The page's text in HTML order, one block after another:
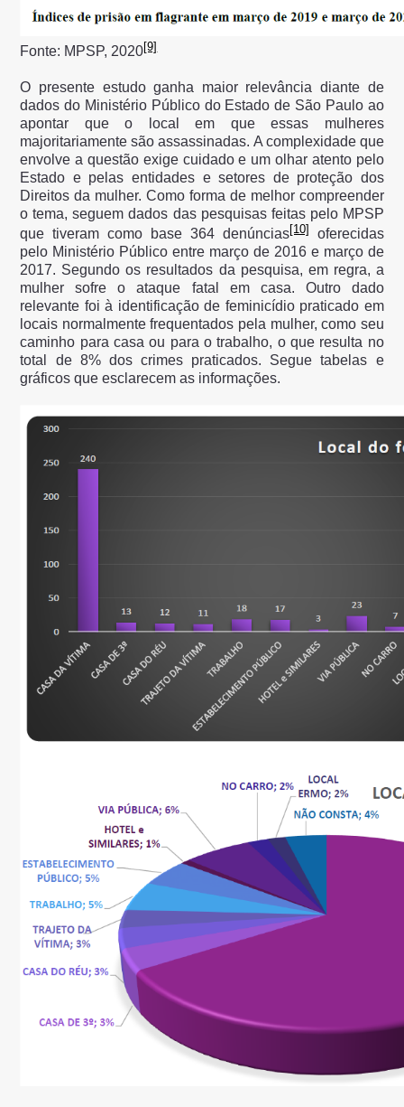
Fonte: MPSP, 2020[9]
O presente estudo ganha maior relevância diante de
dados do Ministério Público do Estado de São Paulo ao
apontar que o local em que essas mulheres
majoritariamente são assassinadas. A complexidade que
envolve a questão exige cuidado e um olhar atento pelo
Estado e pelas entidades e setores de proteção dos
Direitos da mulher. Como forma de melhor compreender
o tema, seguem dados das pesquisas feitas pelo MPSP
que tiveram como base 364 denúncias[10]
oferecidas
pelo Ministério Público entre março de 2016 e março de
2017. Segundo os resultados da pesquisa, em regra, a
mulher sofre o ataque fatal em casa. Outro dado
relevante foi à identificação de feminicídio praticado em
locais normalmente frequentados pela mulher, como seu
caminho para casa ou para o trabalho, o que resulta no
total de 8% dos crimes praticados. Segue tabelas e
gráficos que esclarecem as informações.